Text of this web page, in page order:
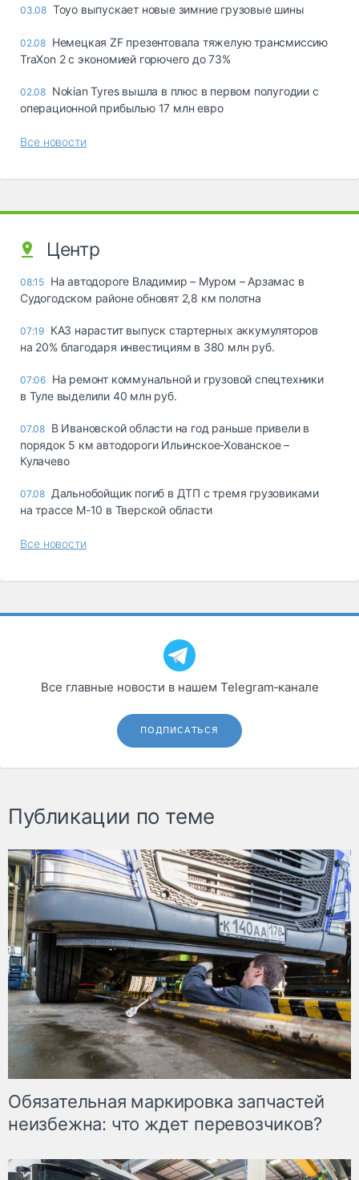
03.08 Toyo выпускает новые зимние грузовые шины
02.08 Немецкая ZF презентовала тяжелую трансмиссию
TraXon 2 с экономией горючего до 73%
02.08 Nokian Tyres вышла в плюс в первом полугодии с
операционной прибылью 17 млн евро
Все новости
Центр
08:15 На автодороге Владимир – Муром – Арзамас в
Судогодском районе обновят 2,8 км полотна
07:19 КАЗ нарастит выпуск стартерных аккумуляторов
на 20% благодаря инвестициям в 380 млн руб.
07:06 На ремонт коммунальной и грузовой спецтехники
в Туле выделили 40 млн руб.
07.08 В Ивановской области на год раньше привели в
порядок 5 км автодороги Ильинское-Хованское –
Кулачево
07.08 Дальнобойщик погиб в ДТП с тремя грузовиками
на трассе М-10 в Тверской области
Все новости
Все главные новости в нашем Telegram‑канале
ПОДПИСАТЬСЯ
Публикации по теме
Обязательная маркировка запчастей
неизбежна: что ждет перевозчиков?